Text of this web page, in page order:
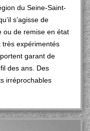
du Seine-Saint-
s’agisse de
ou de remise en état
très expérimentés
garant de
des ans. Des
irréprochables